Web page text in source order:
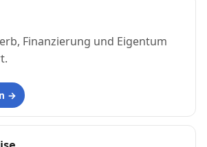
Finanzierung und Eigentum